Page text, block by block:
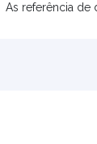
As referência de